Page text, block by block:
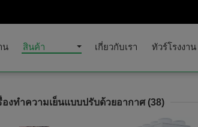
น สินค้า เกี่ยวกับเรา ทัวร์โรงงาน
องทำความเย็นแบบปรับด้วยอากาศ (38)